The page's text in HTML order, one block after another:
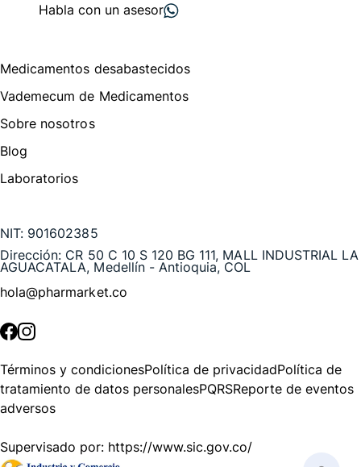
Habla con un asesor
Medicamentos desabastecidos
Vademecum de Medicamentos
Sobre nosotros
Blog
Laboratorios
NIT: 901602385
Dirección: CR 50 C 10 S 120 BG 111, MALL INDUSTRIAL LA
AGUACATALA, Medellín - Antioquia, COL
hola@pharmarket.co
Términos y condicionesPolítica de privacidadPolítica de
tratamiento de datos personalesPQRSReporte de eventos
adversos
Supervisado por: https://www.sic.gov.co/